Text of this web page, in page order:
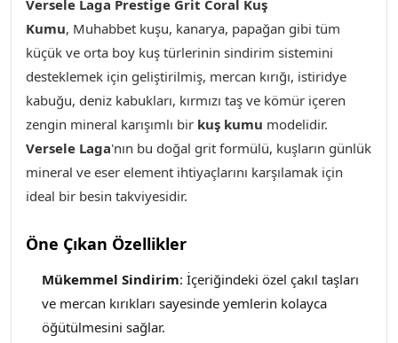
Versele Laga Prestige Grit Coral Kuş
Kumu, Muhabbet kuşu, kanarya, papağan gibi tüm
küçük ve orta boy kuş türlerinin sindirim sistemini
desteklemek için geliştirilmiş, mercan kırığı, istiridye
kabuğu, deniz kabukları, kırmızı taş ve kömür içeren
zengin mineral karışımlı bir kuş kumu modelidir.
Versele Laga'nın bu doğal grit formülü, kuşların günlük
mineral ve eser element ihtiyaçlarını karşılamak için
ideal bir besin takviyesidir.
Öne Çıkan Özellikler
Mükemmel Sindirim: İçeriğindeki özel çakıl taşları
ve mercan kırıkları sayesinde yemlerin kolayca
öğütülmesini sağlar.